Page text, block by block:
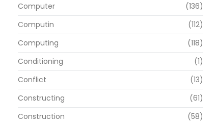
Computer
(136)
Computin
(112)
Computing
(118)
Conditioning
(1)
Conflict
(13)
Constructing
(61)
Construction
(58)